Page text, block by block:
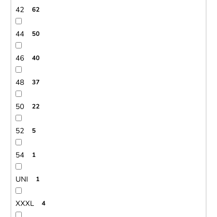
42 62
44 50
46 40
48 37
50 22
52 5
54 1
UNI 1
XXXL 4